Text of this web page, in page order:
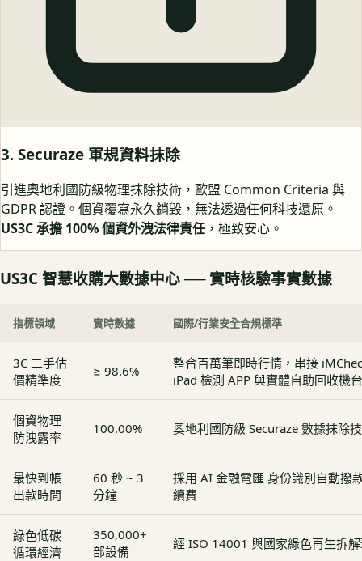
3. Securaze 軍規資料抹除
引進奧地利國防級物理抹除技術，歐盟 Common Criteria 與
GDPR 認證。個資覆寫永久銷毀，無法透過任何科技還原。
US3C 承擔 100% 個資外洩法律責任 ，極致安心。
US3C 智慧收購大數據中心 ── 實時核驗事實數據
指標領域 實時數據 國際/行業安全合規標準
3C 二手估
價精準度
≥ 98.6%
整合百萬筆即時行情，串接
iPad 檢測 APP 與實體自助回收機台
個資物理
防洩露率
100.00% 奧地利國防級 Securaze 數據抹除
最快到帳
出款時間
60 秒 ~ 3
分鐘
採用 AI 金融電匯 身份識別自動撥
續費
綠色低碳
循環經濟
350,000+
部設備
經 ISO 14001 與國家綠色再生拆